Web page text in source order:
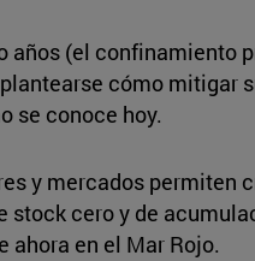
(el confinamiento
cómo mitigar
se conoce hoy.
y mercados permiten
cero y de
ahora en el Mar Rojo.